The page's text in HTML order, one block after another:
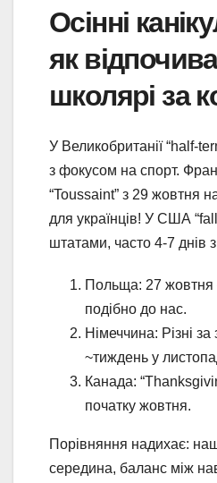
Осінні
як
школярі за
У Великобританії “half-
з фокусом на спорт.
“Toussaint” з 29 жовтня
для українців! У США
штатами, часто 4-7 днів
Польща: 27 жовтня
подібно до нас.
Німеччина: Різні
~тиждень у
Канада:
початку жовтня.
Порівняння надихає:
середина, баланс між